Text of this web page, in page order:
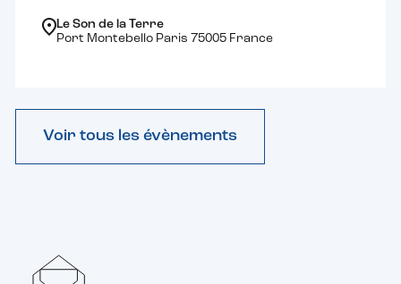
Le Son de la Terre
Port Montebello Paris 75005 France
Voir tous les évènements